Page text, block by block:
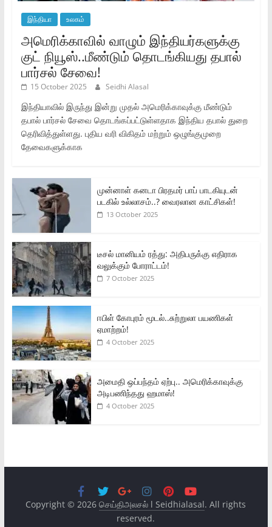
இந்தியா உலகம்
அமெரிக்காவில் வாழும் இந்தியர்களுக்கு
குட் நியூஸ்..மீண்டும் தொடங்கியது தபால்
பார்சல் சேவை!
15 October 2025 Seidhi Alasal
இந்தியாவில் இருந்து இன்று முதல் அமெரிக்காவுக்கு மீண்டும்
தபால் பார்சல் சேவை தொடங்கப்பட்டுள்ளதாக இந்திய தபால் துறை
தெரிவித்துள்ளது. புதிய வரி விகிதம் மற்றும் ஒழுங்குமுறை
தேவைகளுக்காக
முன்னாள் கனடா பிரதமர் பாப் பாடகியுடன்
படகில் உல்லாசம்..? வைரலான காட்சிகள்!
13 October 2025
டீசல் மானியம் ரத்து: அதிபருக்கு எதிராக
வலுக்கும் போராட்டம்!
7 October 2025
ஈபிள் கோபுரம் மூடல்..சுற்றுலா பயணிகள்
ஏமாற்றம்!
4 October 2025
அமைதி ஒப்பந்தம் ஏற்பு.. அமெரிக்காவுக்கு
அடிபணிந்தது ஹமாஸ்!
4 October 2025
Copyright © 2026செய்திஅலசல் l Seidhialasal. All rights
reserved.